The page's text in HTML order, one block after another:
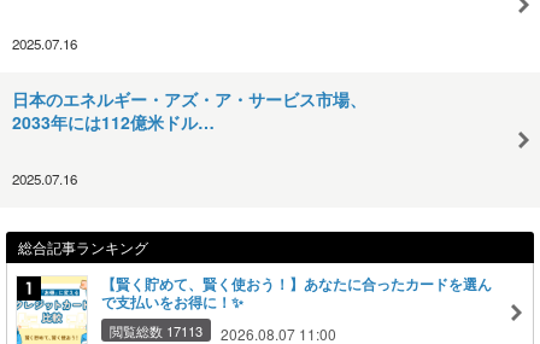
2025.07.16
日本のエネルギー・アズ・ア・サービス市場、
2033年には112億米ドル…
2025.07.16
総合記事ランキング
【賢く貯めて、賢く使おう！】あなたに合ったカードを選ん
で支払いをお得に！✨
閲覧総数 17113 2026.08.07 11:00